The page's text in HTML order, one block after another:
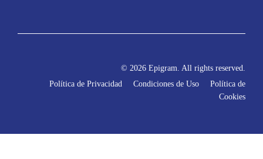
© 2026 Epigram. All rights reserved.
Política de Privacidad
Condiciones de Uso
Política de
Cookies